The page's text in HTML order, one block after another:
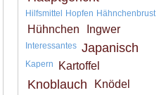
Hilfsmittel
Hopfen Hähnchenbrust
Hühnchen Ingwer
Interessantes Japanisch
Kapern Kartoffel
Knoblauch
Knödel